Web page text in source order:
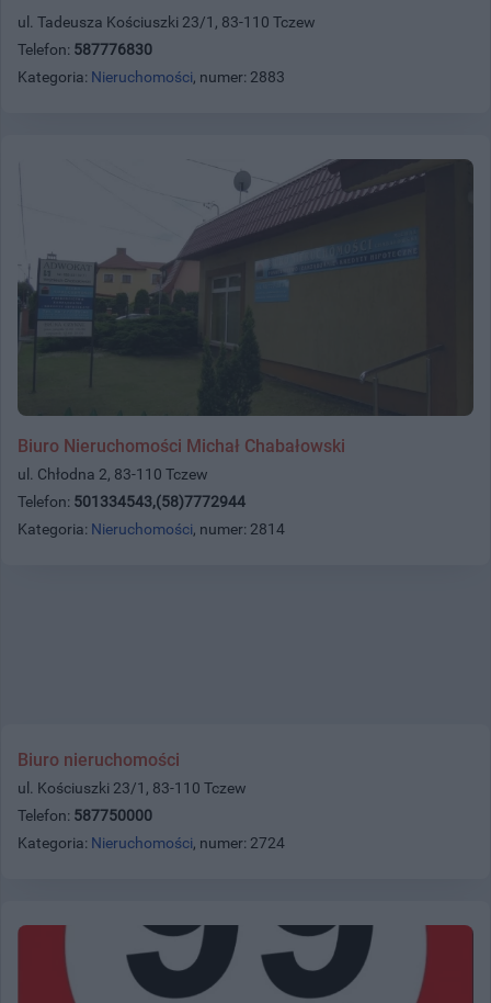
ul. Tadeusza Kościuszki 23/1, 83-110 Tczew
Telefon: 587776830
Kategoria: Nieruchomości, numer: 2883
Biuro Nieruchomości Michał Chabałowski
ul. Chłodna 2, 83-110 Tczew
Telefon: 501334543,(58)7772944
Kategoria: Nieruchomości, numer: 2814
Biuro nieruchomości
ul. Kościuszki 23/1, 83-110 Tczew
Telefon: 587750000
Kategoria: Nieruchomości, numer: 2724